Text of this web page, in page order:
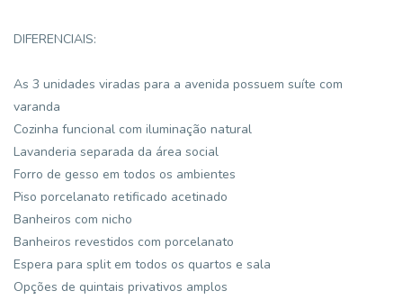
DIFERENCIAIS:
As 3 unidades viradas para a avenida possuem suíte com
varanda
Cozinha funcional com iluminação natural
Lavanderia separada da área social
Forro de gesso em todos os ambientes
Piso porcelanato retificado acetinado
Banheiros com nicho
Banheiros revestidos com porcelanato
Espera para split em todos os quartos e sala
Opções de quintais privativos amplos